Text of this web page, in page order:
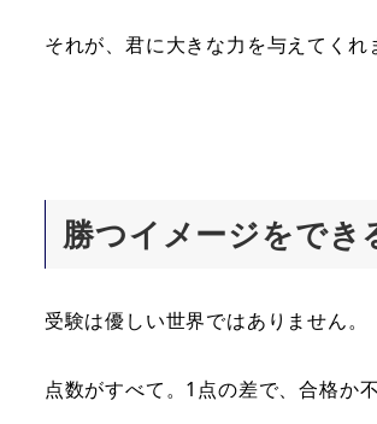
それが、君に大きな力を与えてくれ
勝つイメージをでき
受験は優しい世界ではありません。
点数がすべて。1点の差で、合格か